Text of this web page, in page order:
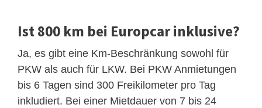
Ist 800 km bei Europcar inklusive?
Ja, es gibt eine Km-Beschränkung sowohl für
PKW als auch für LKW. Bei PKW Anmietungen
bis 6 Tagen sind 300 Freikilometer pro Tag
inkludiert. Bei einer Mietdauer von 7 bis 24